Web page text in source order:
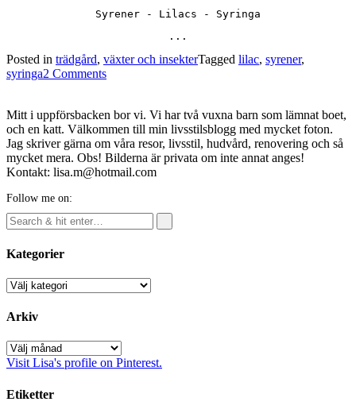
Syrener - Lilacs - Syringa
...
Posted in trädgård, växter och insekterTagged lilac, syrener,
syringa2 Comments
Mitt i uppförsbacken bor vi. Vi har två vuxna barn som lämnat boet,
och en katt. Välkommen till min livsstilsblogg med mycket foton.
Jag skriver gärna om våra resor, livsstil, hudvård, renovering och så
mycket mera. Obs! Bilderna är privata om inte annat anges!
Kontakt: lisa.m@hotmail.com
Follow me on:
Kategorier
Kategorier
Arkiv
Arkiv
Visit Lisa's profile on Pinterest.
Etiketter